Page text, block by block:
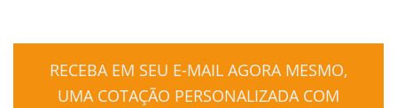
RECEBA EM SEU E-MAIL AGORA MESMO,
UMA COTAÇÃO PERSONALIZADA COM